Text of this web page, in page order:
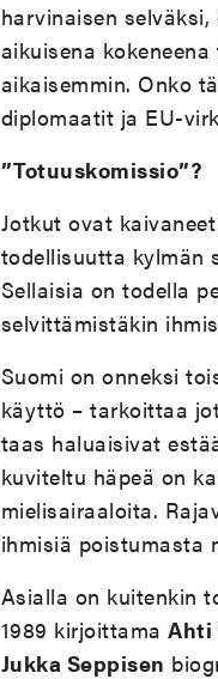
harvinaisen
aikuisena
aikaisemmin. Onko
diplomaatit ja EU-
”Totuuskomissio”?
Jotkut ovat
todellisuutta kylmän
Sellaisia on todella
selvittämistäkin
Suomi on onneksi
käyttö – tarkoittaa
taas haluaisivat
kuviteltu häpeä on
mielisairaaloita.
ihmisiä poistumasta
Asialla on kuitenkin
1989 kirjoittama Ahti
Jukka Seppisen